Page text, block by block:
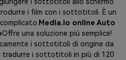
i sottotitoli allo schermo
i film con i sottotitoli. È un
Media.io online Auto
Offre una soluzione più semplice!
i sottotitoli di origine da
tradurre i sottotitoli in più di 120